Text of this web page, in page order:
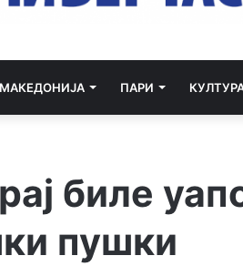
МАКЕДОНИЈА ПАРИ
биле
пушки